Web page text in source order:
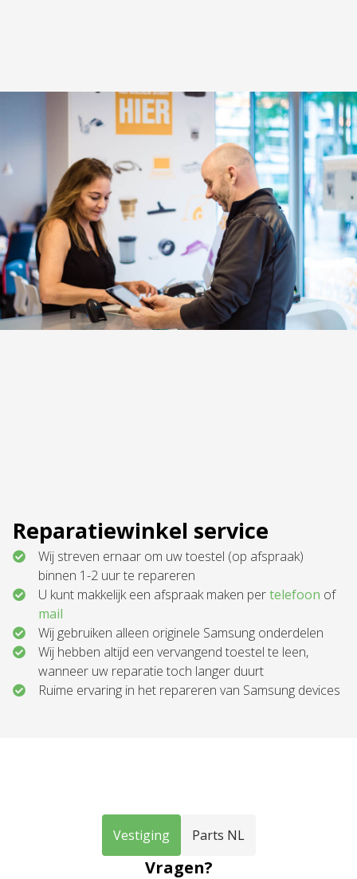
Reparatiewinkel service
Wij streven ernaar om uw toestel (op afspraak)
binnen 1-2 uur te repareren
U kunt makkelijk een afspraak maken pertelefoon of
mail
Wij gebruiken alleen originele Samsung onderdelen
Wij hebben altijd een vervangend toestel te leen,
wanneer uw reparatie toch langer duurt
Ruime ervaring in het repareren van Samsung devices
Vestiging Parts NL
Vragen?